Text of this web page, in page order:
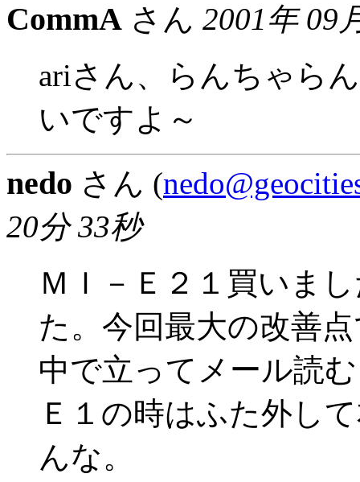
CommA さん 2001年 09
ariさん、らんちゃら
いですよ～
nedo さん (
20分 33秒
ＭＩ－Ｅ２１買いま
た。今回最大の改善
中で立ってメール読
Ｅ１の時はふた外し
んな。